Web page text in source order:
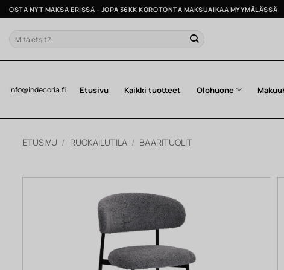
Skip
to
content
OSTA NYT MAKSA ERISSÄ - JOPA 36KK KOROTONTA MAKSUAIKAA MYYMÄLÄSSÄ
Etsi:
info@indecoria.fi Etusivu Kaikki tuotteet Olohuone
ETUSIVU / RUOKAILUTILA / BAARITUOLIT